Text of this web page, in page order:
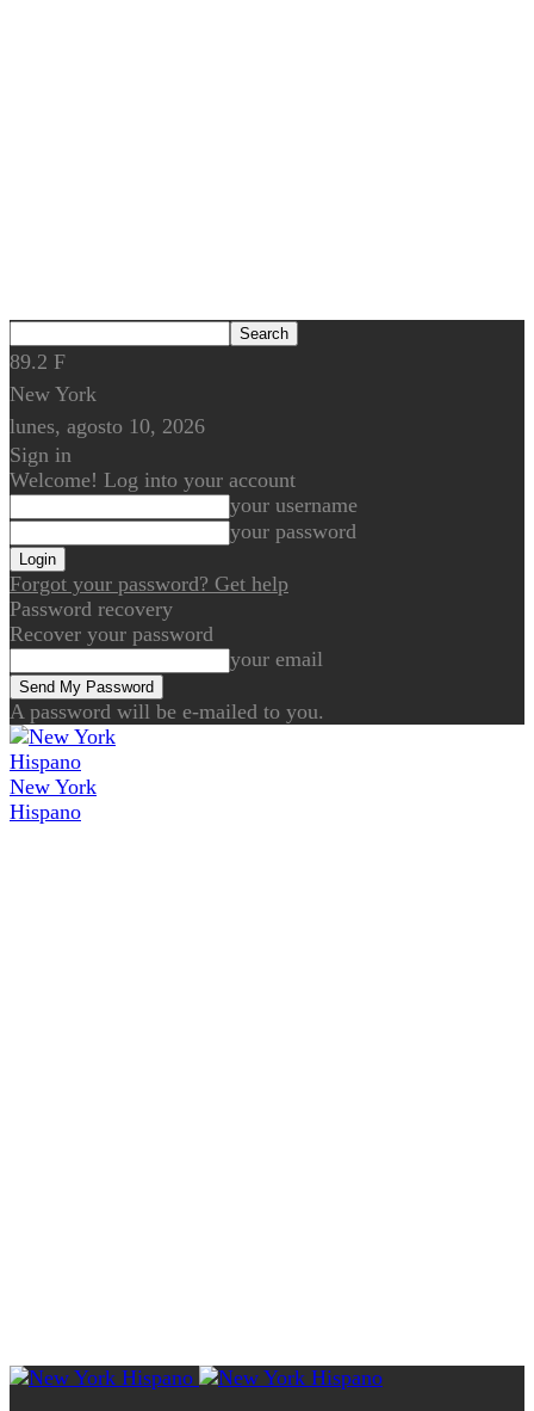
89.2 F
New York
lunes, agosto 10, 2026
Sign in
Welcome! Log into your account
your username
your password
Forgot your password? Get help
Password recovery
Recover your password
your email
A password will be e-mailed to you.
New York
Hispano